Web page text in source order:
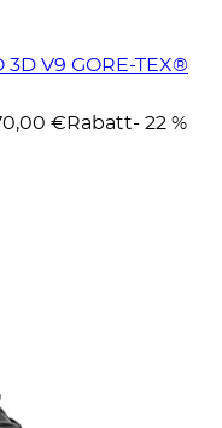
V9 GORE-TEX®
€ Rabatt- 22 %